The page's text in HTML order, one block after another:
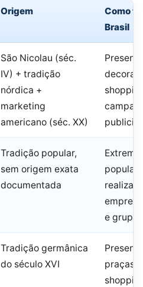
Origem
Como
Brasil
São Nicolau (séc.
IV) + tradição
nórdica +
marketing
americano (séc. XX)
Tradição popular,
sem origem exata
documentada
popular
e
Tradição germânica
do século XVI
praças e